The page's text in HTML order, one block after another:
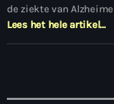
de ziekte van
Lees het hele artikel…